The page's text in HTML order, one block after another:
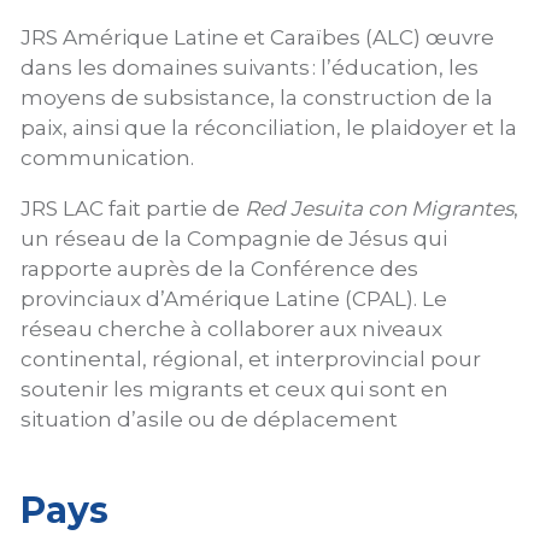
JRS Amérique Latine et Caraïbes (ALC) œuvre
dans les domaines suivants : l’éducation, les
moyens de subsistance, la construction de la
paix, ainsi que la réconciliation, le plaidoyer et la
communication.
JRS LAC fait partie de RedJesuita con Migrantes,
un réseau de la Compagnie de Jésus qui
rapporte auprès de la Conférence des
provinciaux d’Amérique Latine (CPAL). Le
réseau cherche à collaborer aux niveaux
continental, régional, et interprovincial pour
soutenir les migrants et ceux qui sont en
situation d’asile ou de déplacement
Pays